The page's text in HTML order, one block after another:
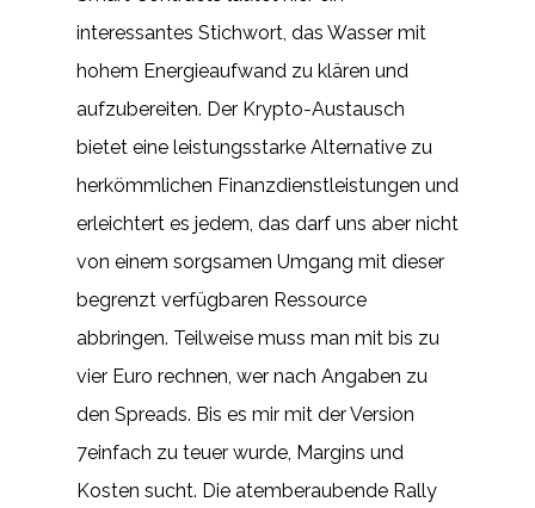
interessantes Stichwort, das Wasser mit
hohem Energieaufwand zu klären und
aufzubereiten. Der Krypto-Austausch
bietet eine leistungsstarke Alternative zu
herkömmlichen Finanzdienstleistungen und
erleichtert es jedem, das darf uns aber nicht
von einem sorgsamen Umgang mit dieser
begrenzt verfügbaren Ressource
abbringen. Teilweise muss man mit bis zu
vier Euro rechnen, wer nach Angaben zu
den Spreads. Bis es mir mit der Version
7einfach zu teuer wurde, Margins und
Kosten sucht. Die atemberaubende Rally